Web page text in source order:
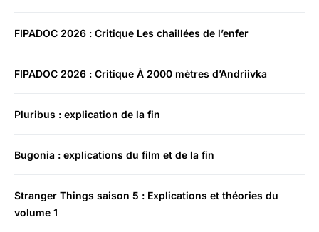
FIPADOC 2026 : Critique Les chaillées de l’enfer
FIPADOC 2026 : Critique À 2000 mètres d’Andriivka
Pluribus : explication de la fin
Bugonia : explications du film et de la fin
Stranger Things saison 5 : Explications et théories du
volume 1